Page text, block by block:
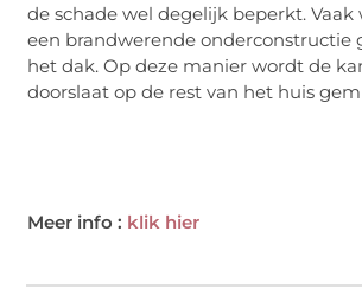
de schade wel degelijk beperkt. Vaak
een brandwerende onderconstructie
het dak. Op deze manier wordt de
doorslaat op de rest van het huis
Meer info : klik hier